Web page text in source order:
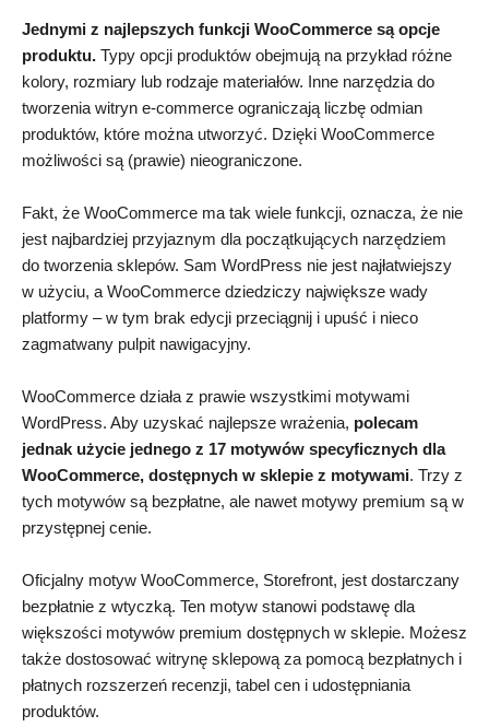
Jednymi z najlepszych funkcji WooCommerce są opcje
produktu. Typy opcji produktów obejmują na przykład różne
kolory, rozmiary lub rodzaje materiałów. Inne narzędzia do
tworzenia witryn e-commerce ograniczają liczbę odmian
produktów, które można utworzyć. Dzięki WooCommerce
możliwości są (prawie) nieograniczone.
Fakt, że WooCommerce ma tak wiele funkcji, oznacza, że nie
jest najbardziej przyjaznym dla początkujących narzędziem
do tworzenia sklepów. Sam WordPress nie jest najłatwiejszy
w użyciu, a WooCommerce dziedziczy największe wady
platformy – w tym brak edycji przeciągnij i upuść i nieco
zagmatwany pulpit nawigacyjny.
WooCommerce działa z prawie wszystkimi motywami
WordPress. Aby uzyskać najlepsze wrażenia, polecam
jednak użycie jednego z 17 motywów specyficznych dla
WooCommerce, dostępnych w sklepie z motywami. Trzy z
tych motywów są bezpłatne, ale nawet motywy premium są w
przystępnej cenie.
Oficjalny motyw WooCommerce, Storefront, jest dostarczany
bezpłatnie z wtyczką. Ten motyw stanowi podstawę dla
większości motywów premium dostępnych w sklepie. Możesz
także dostosować witrynę sklepową za pomocą bezpłatnych i
płatnych rozszerzeń recenzji, tabel cen i udostępniania
produktów.